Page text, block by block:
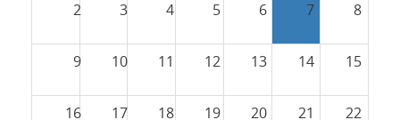
2 3 4 5 6 7 8
9 10 11 12 13 14 15
16 17 18 19 20 21 22